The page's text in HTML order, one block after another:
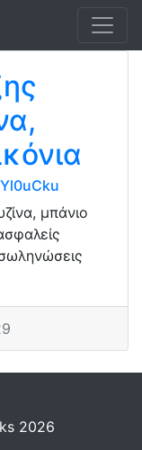
μπάνιο
2026